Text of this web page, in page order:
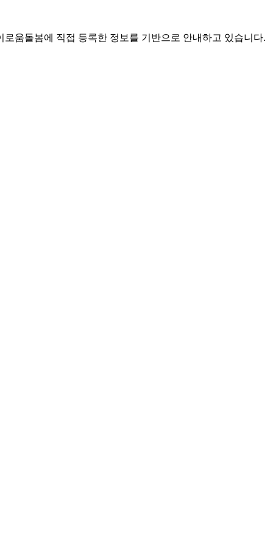
움돌봄에 직접 등록한 정보를 기반으로 안내하고 있습니다.